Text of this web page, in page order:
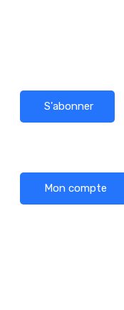
S'abonner
Mon compte